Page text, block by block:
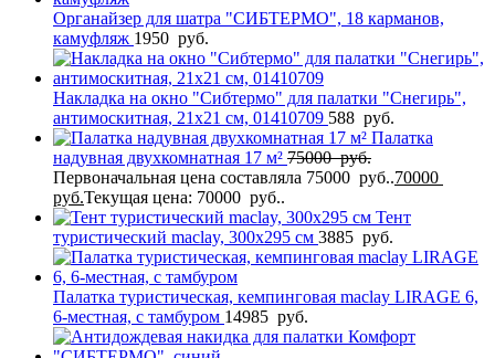
Органайзер для шатра "СИБТЕРМО", 18 карманов,
камуфляж 1950 руб.
Накладка на окно "Сибтермо" для палатки "Снегирь",
антимоскитная, 21х21 см, 01410709 588 руб.
Палатка
надувная двухкомнатная 17 м² 75000руб.
Первоначальная цена составляла 75000 руб..70000
руб.Текущая цена: 70000 руб..
Тент
туристический maclay, 300х295 см 3885 руб.
Палатка туристическая, кемпинговая maclay LIRAGE 6,
6-местная, с тамбуром 14985 руб.